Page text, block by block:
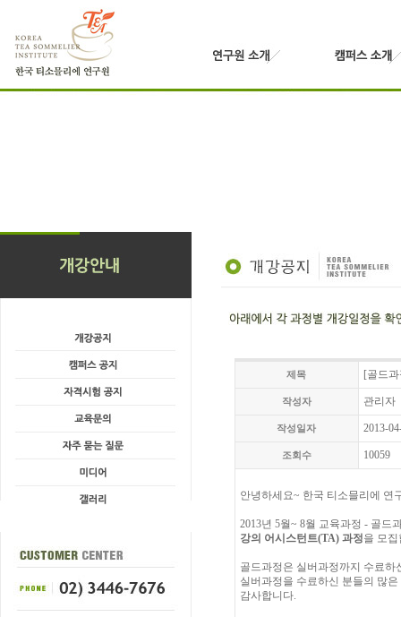
제목 [골드
작성자 관리자
작성일자 2013-
조회수 10059
안녕하세요~ 한국 티소믈리에 연
2013년 5월~ 8월 교육과정 - 골드
강의 어시스턴트(TA) 과정을 모
골드과정은 실버과정까지 수료하
실버과정을 수료하신 분들의 많
감사합니다.